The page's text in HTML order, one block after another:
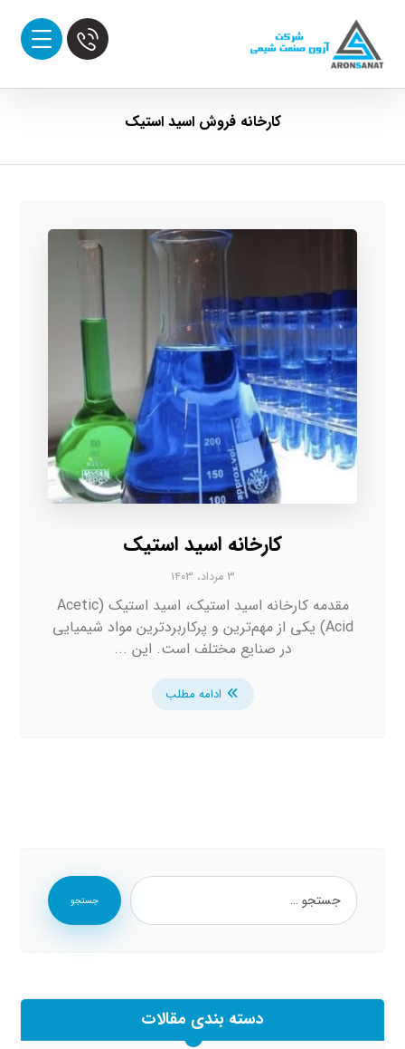
کارخانه فروش اسید استیک
کارخانه اسید استیک
۳ مرداد، ۱۴۰۳
مقدمه کارخانه اسید استیک، اسید استیک (Acetic
Acid) یکی از مهم‌ترین و پرکاربردترین مواد شیمیایی
در صنایع مختلف است. این ...
ادامه مطلب
جستجو
دسته بندی مقالات